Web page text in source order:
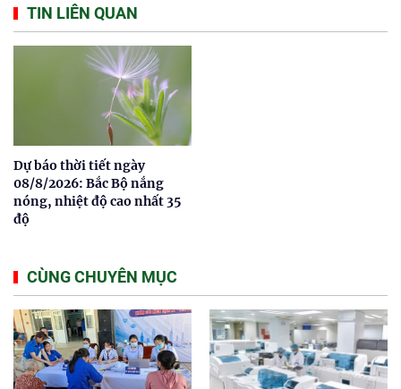
TIN LIÊN QUAN
Dự báo thời tiết ngày
08/8/2026: Bắc Bộ nắng
nóng, nhiệt độ cao nhất 35
độ
CÙNG CHUYÊN MỤC